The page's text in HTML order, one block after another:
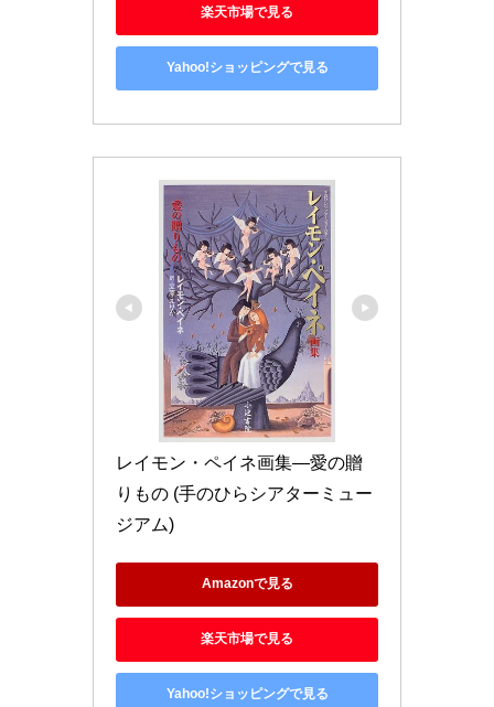
楽天市場で見る
Yahoo!ショッピングで見る
レイモン・ペイネ画集―愛の贈
りもの (手のひらシアターミュー
ジアム)
Amazonで見る
楽天市場で見る
Yahoo!ショッピングで見る